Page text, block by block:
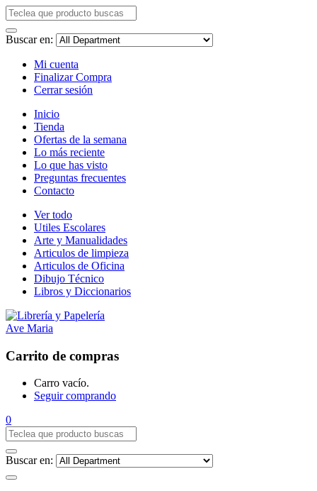
Buscar en:
Mi cuenta
Finalizar Compra
Cerrar sesión
Inicio
Tienda
Ofertas de la semana
Lo más reciente
Lo que has visto
Preguntas frecuentes
Contacto
Ver todo
Utiles Escolares
Arte y Manualidades
Articulos de limpieza
Articulos de Oficina
Dibujo Técnico
Libros y Diccionarios
Carrito de compras
Carro vacío.
Seguir comprando
0
Buscar en: